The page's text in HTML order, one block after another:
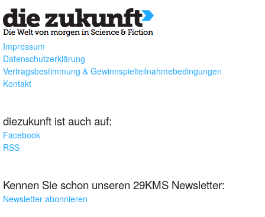
Impressum
Datenschutzerklärung
Vertragsbestimmung & Gewinnspielteilnahmebedingungen
Kontakt
diezukunft ist auch auf:
Facebook
RSS
Kennen Sie schon unseren 29KMS Newsletter:
Newsletter abonnieren